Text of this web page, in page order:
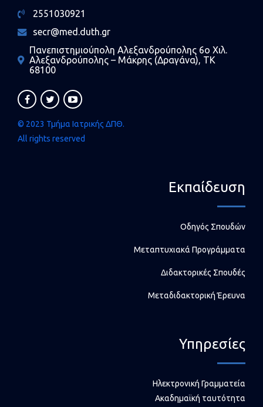
2551030921
secr@med.duth.gr
Πανεπιστημιούπολη Αλεξανδρούπολης 6ο Χιλ.
Αλεξανδρούπολης – Μάκρης (Δραγάνα), ΤΚ
68100
© 2023 Τμήμα Ιατρικής ΔΠΘ.
All rights reserved
Εκπαίδευση
Οδηγός Σπουδών
Μεταπτυχιακά Προγράμματα
Διδακτορικές Σπουδές
Μεταδιδακτορική Έρευνα
Υπηρεσίες
Ηλεκτρονική Γραμματεία
Ακαδημαϊκή ταυτότητα